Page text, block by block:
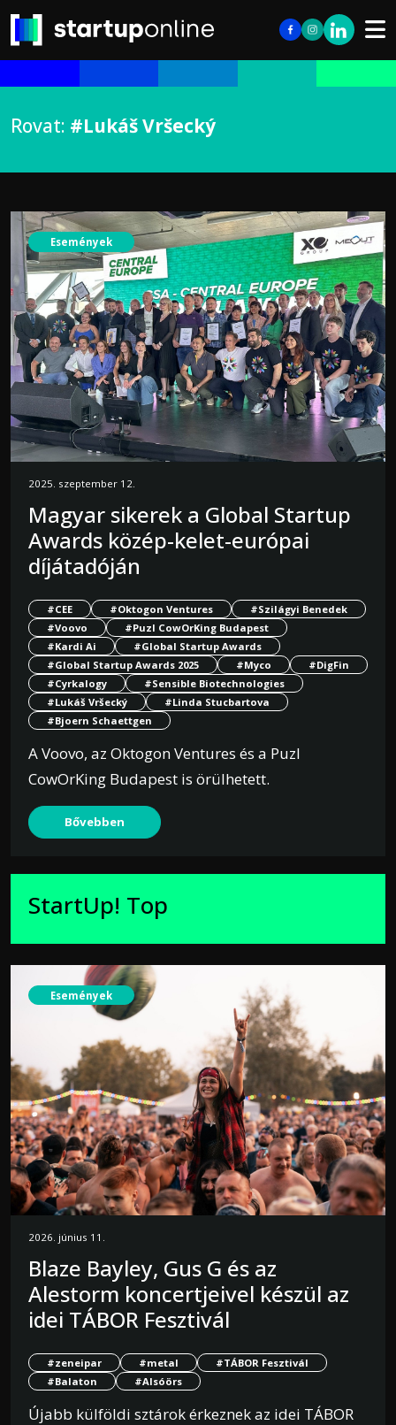
Rovat: #Lukáš Vršecký
Események
2025. szeptember 12.
Magyar sikerek a Global Startup
Awards közép-kelet-európai
díjátadóján
#CEE #Oktogon Ventures
#Szilágyi Benedek
#Voovo
#Puzl CowOrKing Budapest
#Kardi Ai
#Global Startup Awards
#Global Startup Awards 2025
#Myco
#DigFin
#Cyrkalogy
#Sensible Biotechnologies
#Lukáš Vršecký
#Linda Stucbartova
#Bjoern Schaettgen
A Voovo, az Oktogon Ventures és a Puzl
CowOrKing Budapest is örülhetett.
Bővebben
StartUp! Top
Események
2026. június 11.
Blaze Bayley, Gus G és az
Alestorm koncertjeivel készül az
idei TÁBOR Fesztivál
#zeneipar #metal
#TÁBOR Fesztivál
#Balaton
#Alsóörs
Újabb külföldi sztárok érkeznek az idei TÁBOR